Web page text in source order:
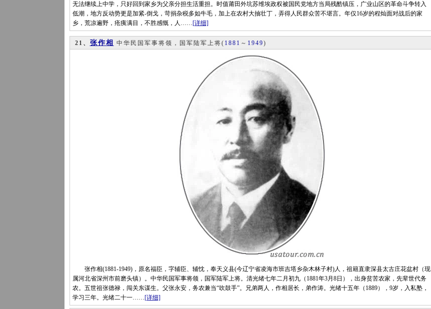
无法继续上中学，只好回到家乡为父亲分担生活重担。时值莆田外坑苏维埃政权被国民党地方当局残酷镇压，广业山区的革命斗争转入
低潮，地方反动势更是加紧-倒戈，苛捐杂税多如牛毛，加上在农村大抽壮丁，弄得人民群众苦不堪言。年仅16岁的程灿面对战后的家
乡，荒凉遍野，疮痍满目，不胜感慨，人……[详细]
21、 张作相 中华民国军事将领，国军陆军上将( 1881 ～ 1949)
张作相(1881-1949)，原名福臣，字辅臣、辅忱，奉天义县(今辽宁省凌海市班吉塔乡杂木林子村)人，祖籍直隶深县太古庄花盆村（现
属河北省深州市前磨头镇）。中华民国军事将领，国军陆军上将。清光绪七年二月初九（1881年3月8日），出身贫苦农家，先辈世代务
农。五世祖张德禄，闯关东谋生。父张永安，务农兼当“吹鼓手”。兄弟两人，作相居长，弟作涛。光绪十五年（1889），9岁，入私塾，
学习三年。光绪二十一……[详细]